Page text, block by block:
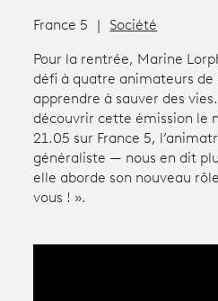
connexion
Avantages fidélité
Programme tv
France 5 Société
Pour la rentrée, Marine
défi à quatre animateurs de
apprendre à sauver des
découvrir cette émission le
21.05 sur France 5,
généraliste — nous en dit
elle aborde son nouveau
vous ! ».